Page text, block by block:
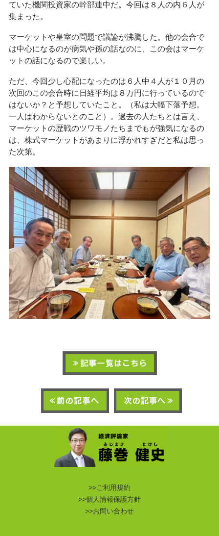
ていた機関投資家の幹部連中だ。今回は８人の内６人が
集まった。
マーケットや皇室の問題で議論が沸騰した。他の会合で
は中心になるのが病気や孫の話なのに、この会はマーケ
ットの話になるので楽しい。
ただ、今回少し心配になったのは６人中４人が１０月の
次回のこの会合時に日経平均は８万円に行っているので
はないか？と予想していたこと。（私は大幅下落予想。
一人はわからないとのこと）。過去の人たちとは言え、
マーケットの歴戦のツワモノたちまでもが強気になるの
は、株式マーケットがあまりに浮かれすぎだと私は思っ
た次第。
>>ご利用規約
>>個人情報保護方針
>>お問い合わせ